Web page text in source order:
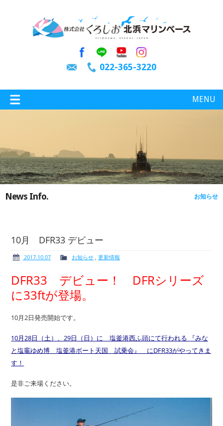
022-365-3220
MENU
特選情報 釣り情報
新艇・展示艇情報
News Info. お知らせ
10月 DFR33 デビュー
2017.10.07 お知らせ ,更新情報
DFR33 デビュー！ DFRシリーズ
に33ftが登場。
10月2日発売開始です。
10月28日（土）、29日（日）に 塩釜港西ふ頭にて行われる 『みな
と塩竈ゆめ博 塩釜港ボート天国 試乗会』 にDFR33がやってきま
す！
是非ご来場ください。